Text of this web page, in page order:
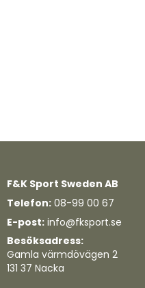
F&K Sport Sweden AB
Telefon: 08-99 00 67
E-post: info@fksport.se
Besöksadress:
Gamla värmdövägen 2
131 37 Nacka